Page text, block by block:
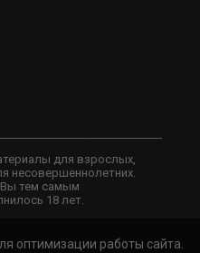
для взрослых,
несовершеннолетних.
Вы тем самым
18 лет.
оптимизации работы сайта.